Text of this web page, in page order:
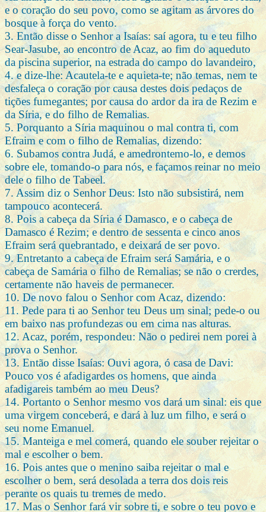
e o coração do seu povo, como se agitam as árvores do
bosque à força do vento.
3. Então disse o Senhor a Isaías: saí agora, tu e teu filho
Sear-Jasube, ao encontro de Acaz, ao fim do aqueduto
da piscina superior, na estrada do campo do lavandeiro,
4. e dize-lhe: Acautela-te e aquieta-te; não temas, nem te
desfaleça o coração por causa destes dois pedaços de
tições fumegantes; por causa do ardor da ira de Rezim e
da Síria, e do filho de Remalias.
5. Porquanto a Síria maquinou o mal contra ti, com
Efraim e com o filho de Remalias, dizendo:
6. Subamos contra Judá, e amedrontemo-lo, e demos
sobre ele, tomando-o para nós, e façamos reinar no meio
dele o filho de Tabeel.
7. Assim diz o Senhor Deus: Isto não subsistirá, nem
tampouco acontecerá.
8. Pois a cabeça da Síria é Damasco, e o cabeça de
Damasco é Rezim; e dentro de sessenta e cinco anos
Efraim será quebrantado, e deixará de ser povo.
9. Entretanto a cabeça de Efraim será Samária, e o
cabeça de Samária o filho de Remalias; se não o crerdes,
certamente não haveis de permanecer.
10. De novo falou o Senhor com Acaz, dizendo:
11. Pede para ti ao Senhor teu Deus um sinal; pede-o ou
em baixo nas profundezas ou em cima nas alturas.
12. Acaz, porém, respondeu: Não o pedirei nem porei à
prova o Senhor.
13. Então disse Isaías: Ouvi agora, ó casa de Davi:
Pouco vos é afadigardes os homens, que ainda
afadigareis também ao meu Deus?
14. Portanto o Senhor mesmo vos dará um sinal: eis que
uma virgem conceberá, e dará à luz um filho, e será o
seu nome Emanuel.
15. Manteiga e mel comerá, quando ele souber rejeitar o
mal e escolher o bem.
16. Pois antes que o menino saiba rejeitar o mal e
escolher o bem, será desolada a terra dos dois reis
perante os quais tu tremes de medo.
17. Mas o Senhor fará vir sobre ti, e sobre o teu povo e